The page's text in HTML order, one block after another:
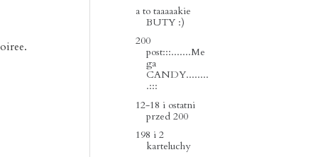
a to taaaaakie
BUTY :)
200
post:::.......Me
ga
CANDY........
.:::
12-18 i ostatni
przed 200
198 i 2
karteluchy